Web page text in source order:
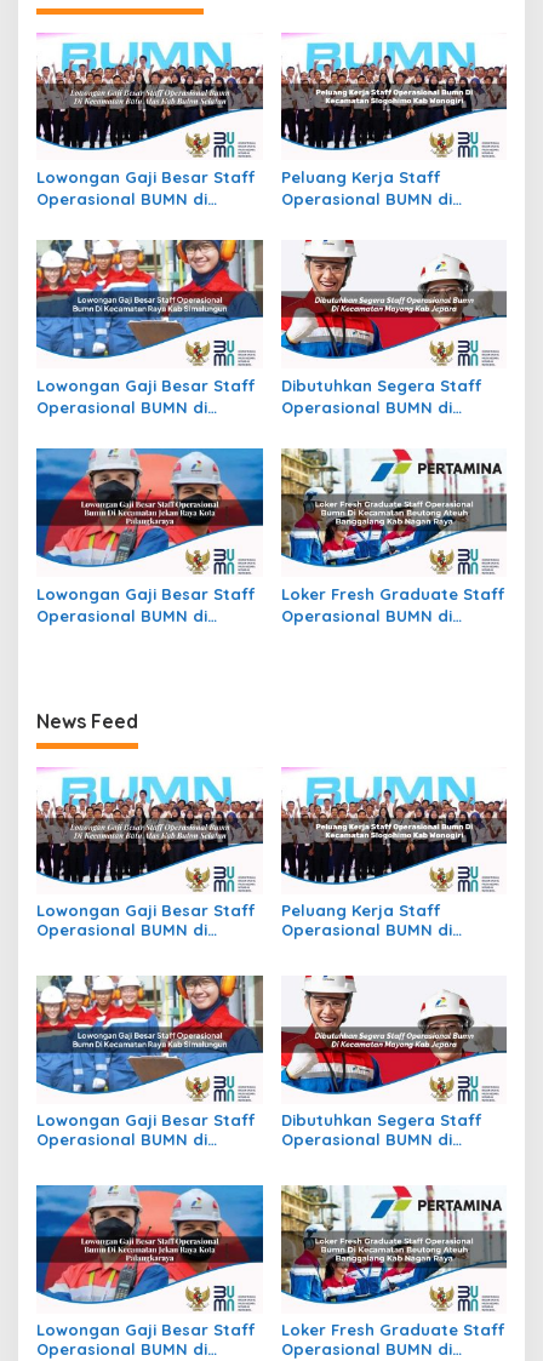
Lowongan Gaji Besar Staff
Operasional BUMN di
Buton Selatan
Peluang Kerja Staff
Operasional BUMN di
Kab. Wonogiri
Lowongan Gaji Besar Staff
Operasional BUMN di
Simalungun
Dibutuhkan Segera Staff
Operasional BUMN di
Jepara
Lowongan Gaji Besar Staff
Operasional BUMN di
Loker Fresh Graduate Staff
Operasional BUMN di
News Feed
Lowongan Gaji Besar Staff
Operasional BUMN di
Peluang Kerja Staff
Operasional BUMN di
Lowongan Gaji Besar Staff
Operasional BUMN di
Dibutuhkan Segera Staff
Operasional BUMN di
Lowongan Gaji Besar Staff
Operasional BUMN di
Loker Fresh Graduate Staff
Operasional BUMN di